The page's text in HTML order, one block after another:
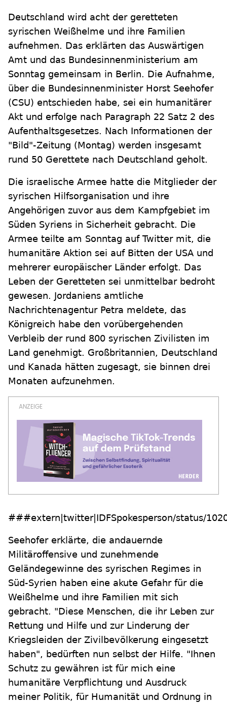
Deutschland wird acht der geretteten
syrischen Weißhelme und ihre Familien
aufnehmen. Das erklärten das Auswärtigen
Amt und das Bundesinnenministerium am
Sonntag gemeinsam in Berlin. Die Aufnahme,
über die Bundesinnenminister Horst Seehofer
(CSU) entschieden habe, sei ein humanitärer
Akt und erfolge nach Paragraph 22 Satz 2 des
Aufenthaltsgesetzes. Nach Informationen der
"Bild"-Zeitung (Montag) werden insgesamt
rund 50 Gerettete nach Deutschland geholt.
Die israelische Armee hatte die Mitglieder der
syrischen Hilfsorganisation und ihre
Angehörigen zuvor aus dem Kampfgebiet im
Süden Syriens in Sicherheit gebracht. Die
Armee teilte am Sonntag auf Twitter mit, die
humanitäre Aktion sei auf Bitten der USA und
mehrerer europäischer Länder erfolgt. Das
Leben der Geretteten sei unmittelbar bedroht
gewesen. Jordaniens amtliche
Nachrichtenagentur Petra meldete, das
Königreich habe den vorübergehenden
Verbleib der rund 800 syrischen Zivilisten im
Land genehmigt. Großbritannien, Deutschland
und Kanada hätten zugesagt, sie binnen drei
Monaten aufzunehmen.
###extern|twitter|IDFSpokesperson/status/
Seehofer erklärte, die andauernde
Militäroffensive und zunehmende
Geländegewinne des syrischen Regimes in
Süd-Syrien haben eine akute Gefahr für die
Weißhelme und ihre Familien mit sich
gebracht. "Diese Menschen, die ihr Leben zur
Rettung und Hilfe und zur Linderung der
Kriegsleiden der Zivilbevölkerung eingesetzt
haben", bedürften nun selbst der Hilfe. "Ihnen
Schutz zu gewähren ist für mich eine
humanitäre Verpflichtung und Ausdruck
meiner Politik, für Humanität und Ordnung in